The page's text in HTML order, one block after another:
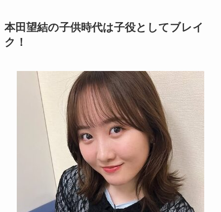
本田望結の子供時代は子役としてブレイ
ク！